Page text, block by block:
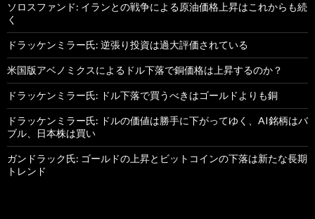
ソロスファンド: イランとの戦争による原油価格上昇はこれからも続
く
ドラッケンミラー氏: 逆張り投資は過大評価されている
米国版アベノミクスによるドル下落で銅価格は上昇するのか？
ドラッケンミラー氏: ドル下落で買うべきはゴールドよりも銅
ドラッケンミラー氏: ドルの価値は勝手に下がってゆく、AI銘柄はバ
ブル、日本株は買い
ガンドラック氏: ゴールドの上昇とビットコインの下落は新たな長期
トレンド